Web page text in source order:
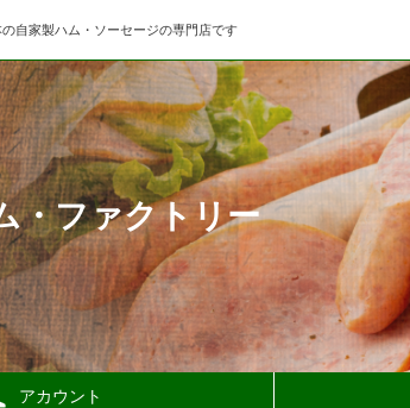
自家製ハム・ソーセージの専門店です
・ファクトリー
アカウント